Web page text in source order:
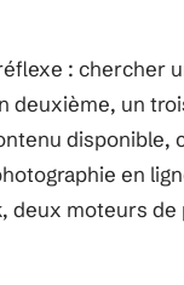
: chercher
deuxième, un
disponible,
en
moteurs de